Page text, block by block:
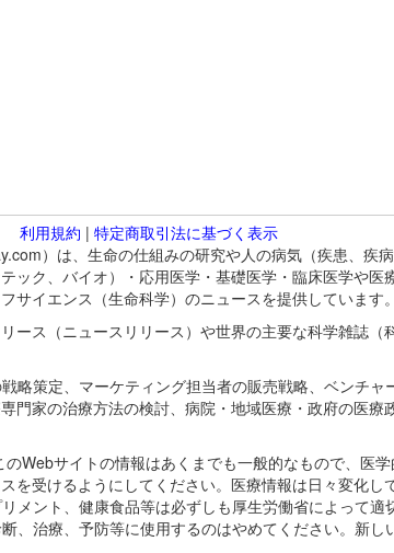
利用規約 | 特定商取引法に基づく表示
）は、生命の仕組みの研究や人の病気（疾患、疾
ック、バイオ）・応用医学・基礎医学・臨床医学や
サイエンス（生命科学）のニュースを提供しています
ース（ニュースリリース）や世界の主要な科学雑誌
略策定、マーケティング担当者の販売戦略、ベンチ
門家の治療方法の検討、病院・地域医療・政府の医
Webサイトの情報はあくまでも一般的なもので、医
を受けるようにしてください。医療情報は日々変化
メント、健康食品等は必ずしも厚生労働省によって
、治療、予防等に使用するのはやめてください。新